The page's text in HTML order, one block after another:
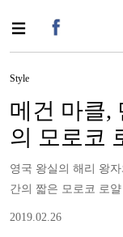
Style
메건 마클,
의 모로코
영국 왕실의 해리 왕
간의 짧은 모로코 로
2019.02.26